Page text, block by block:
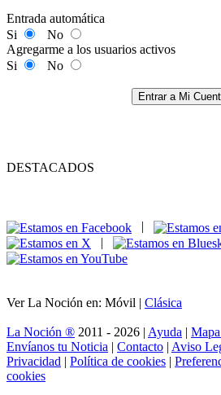
Entrada automática
Si
No
Agregarme a los usuarios activos
Si
No
Entrar a Mi
DESTACADOS
|
Ver La Noción en: Móvil | Clásica
La Noción ® 2011 - 2026 | Ayuda |
Envíanos tu Noticia | Contacto | Aviso
Privacidad | Política de cookies |
cookies